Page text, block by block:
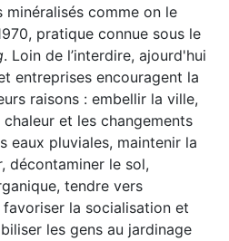
minéralisés comme on le
pratique connue sous le
. Loin de l’interdire, ajourd'hui
entreprises encouragent la
raisons : embellir la ville,
et les changements
eaux pluviales, maintenir la
décontaminer le sol,
tendre vers
la socialisation et
les gens au jardinage